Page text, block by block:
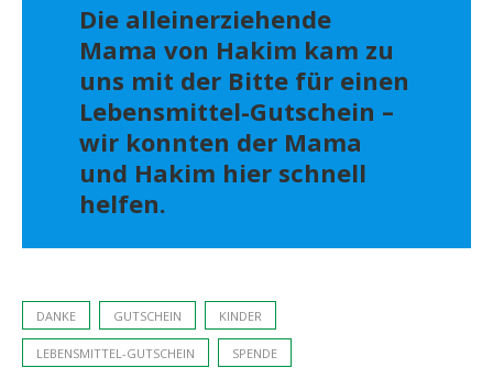
Die alleinerziehende
Mama von Hakim kam zu
uns mit der Bitte für einen
Lebensmittel-Gutschein –
wir konnten der Mama
und Hakim hier schnell
helfen.
DANKE GUTSCHEIN KINDER
LEBENSMITTEL-GUTSCHEIN SPENDE